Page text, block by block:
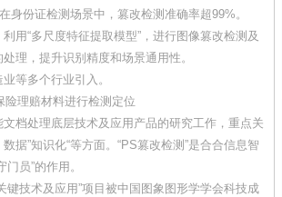
身份证检测场景中，篡改检测准确率超99%。
用“多尺度特征提取模型”，进行图像篡改检测及
理，提升识别精度和场景通用性。
等多个行业引入。
险理赔材料进行检测定位
档处理底层技术及应用产品的研究工作，重点关
据”知识化“等方面。“PS篡改检测”是合合信息智
员”的作用。
技术及应用”项目被中国图象图形学学会科技成